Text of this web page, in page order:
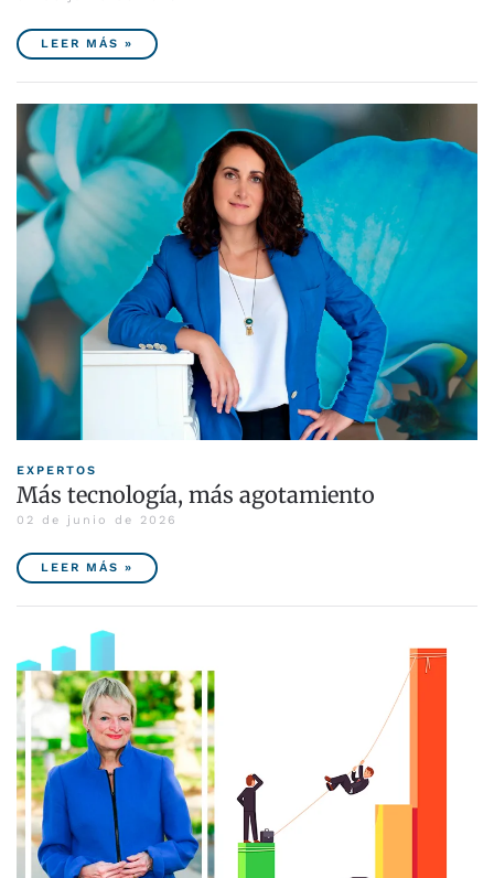
LEER MÁS »
EXPERTOS
Más tecnología, más agotamiento
02 de junio de 2026
LEER MÁS »